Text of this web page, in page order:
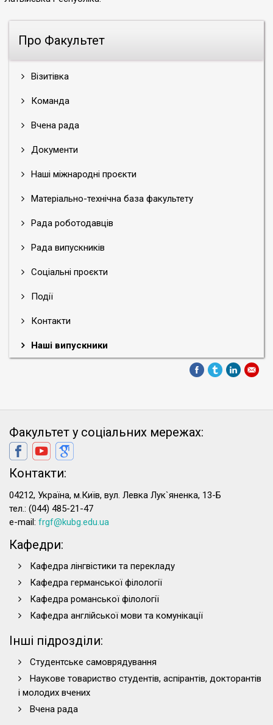
Про Факультет
Візитівка
Команда
Вчена рада
Документи
Наші міжнародні проєкти
Матеріально-технічна база факультету
Рада роботодавців
Рада випускників
Соціальні проєкти
Події
Контакти
Наші випускники
Факультет у соціальних мережах:
Контакти:
04212, Україна, м.Київ, вул. Левка Лук`яненка, 13-Б
тел.: (044) 485-21-47
e-mail: frgf@kubg.edu.ua
Кафедри:
Кафедра лінгвістики та перекладу
Кафедра германської філології
Кафедра романської філології
Кафедра англійської мови та комунікації
Інші підрозділи:
Студентське самоврядування
Наукове товариство студентів, аспірантів, докторантів
і молодих вчених
Вчена рада